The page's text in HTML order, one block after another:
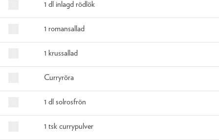
1 dl inlagd rödlök
1 romansallad
1 krussallad
Curryröra
1 dl solrosfrön
1 tsk currypulver